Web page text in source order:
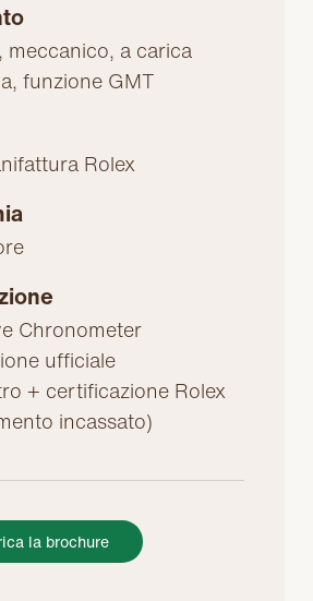
meccanico, a carica
funzione GMT
Rolex
Chronometer
ufficiale
+ certificazione Rolex
incassato)
la brochure